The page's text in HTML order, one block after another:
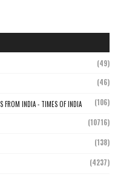
(49)
(46)
FROM INDIA - TIMES OF INDIA (106)
(10716)
(138)
(4237)